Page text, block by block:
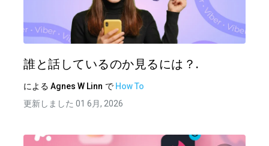
誰と話しているのか見るには？.
による Agnes W Linn で How To
更新しました 01 6月, 2026